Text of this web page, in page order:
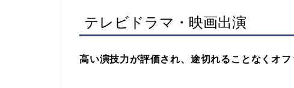
テレビドラマ・映画出演
高い演技力が評価され、途切れることなくオフ